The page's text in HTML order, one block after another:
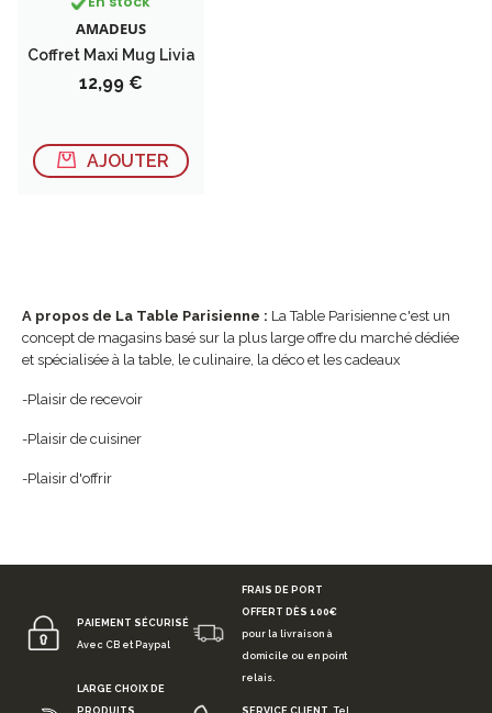
AMADEUS
Coffret Maxi Mug Livia
Prix
12,99 €
AJOUTER
A propos de La Table Parisienne : La Table Parisienne c'est un
concept de magasins basé sur la plus large offre du marché dédiée
et spécialisée à la table, le culinaire, la déco et les cadeaux
-Plaisir de recevoir
-Plaisir de cuisiner
-Plaisir d'offrir
PAIEMENT SÉCURISÉ
Avec CB et Paypal
FRAIS DE PORT
OFFERT DÈS 100€
pour la livraison à
domicile ou en point
relais.
LARGE CHOIX DE
PRODUITS
SERVICE CLIENT Tel.